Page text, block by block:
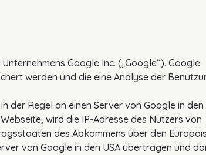
Google Inc. („Google“). Google
werden und die eine Analyse der
der Regel an einen Server von Google in den
wird die IP-Adresse des Nutzers von
des Abkommens über den
von Google in den USA übertragen und